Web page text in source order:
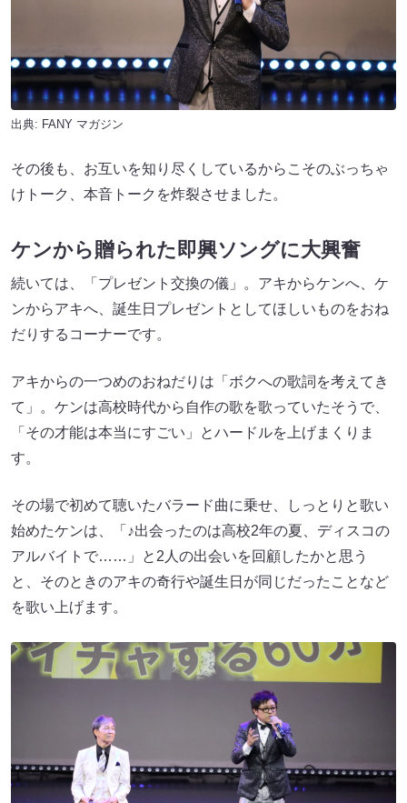
出典: FANY マガジン
その後も、お互いを知り尽くしているからこそのぶっちゃ
けトーク、本音トークを炸裂させました。
ケンから贈られた即興ソングに大興奮
続いては、「プレゼント交換の儀」。アキからケンへ、ケ
ンからアキへ、誕生日プレゼントとしてほしいものをおね
だりするコーナーです。
アキからの一つめのおねだりは「ボクへの歌詞を考えてき
て」。ケンは高校時代から自作の歌を歌っていたそうで、
「その才能は本当にすごい」とハードルを上げまくりま
す。
その場で初めて聴いたバラード曲に乗せ、しっとりと歌い
始めたケンは、「♪出会ったのは高校2年の夏、ディスコの
アルバイトで……」と2人の出会いを回顧したかと思う
と、そのときのアキの奇行や誕生日が同じだったことなど
を歌い上げます。